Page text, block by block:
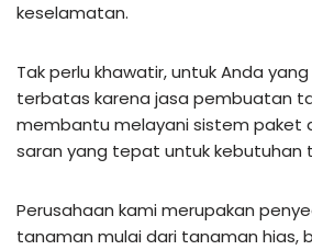
keselamatan.
Tak perlu khawatir, untuk Anda
terbatas karena jasa pembuatan
membantu melayani sistem paket
saran yang tepat untuk kebutuhan
Perusahaan kami merupakan
tanaman mulai dari tanaman hias,